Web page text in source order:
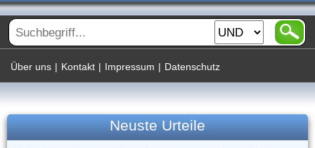
Über uns | Kontakt | Impressum | Datenschutz
Neuste Urteile